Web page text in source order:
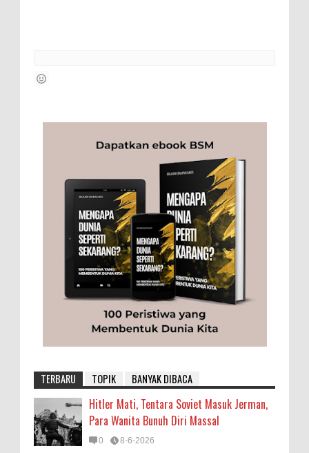
TERBARU TOPIK BANYAK DIBACA
Hitler Mati, Tentara Soviet Masuk Jerman,
Para Wanita Bunuh Diri Massal
0 8-6-2026